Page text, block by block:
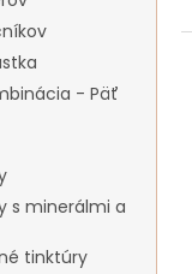
- Päť
s minerálmi a
tinktúry